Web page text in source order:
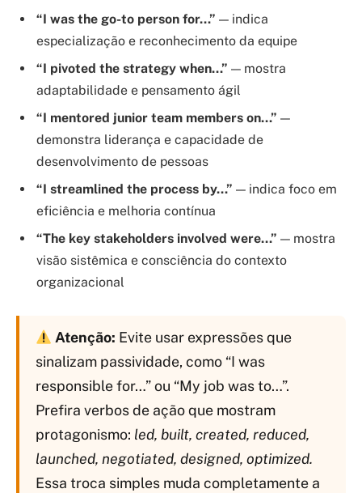
“I was the go-to person for…” — indica
especialização e reconhecimento da equipe
“I pivoted the strategy when…” — mostra
adaptabilidade e pensamento ágil
“I mentored junior team members on…” —
demonstra liderança e capacidade de
desenvolvimento de pessoas
“I streamlined the process by…” — indica foco em
eficiência e melhoria contínua
“The key stakeholders involved were…” — mostra
visão sistêmica e consciência do contexto
organizacional
Atenção: Evite usar expressões que
sinalizam passividade, como “I was
responsible for…” ou “My job was to…”.
Prefira verbos de ação que mostram
protagonismo: led, built, created, reduced,
launched, negotiated, designed, optimized.
Essa troca simples muda completamente a